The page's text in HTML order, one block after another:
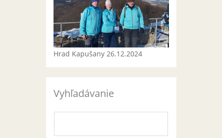
Hrad Kapušany 26.12.2024
Vyhľadávanie